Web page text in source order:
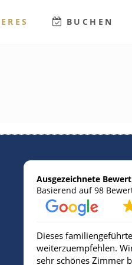
BUCHEN
Ausgezeichnete
Basierend auf 98
Dieses
weiterzuempfehlen.
sehr schönes Zimmer